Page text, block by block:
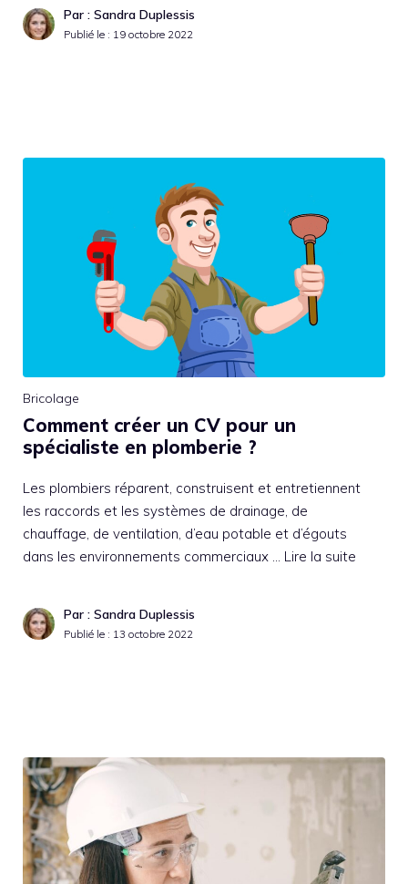
Par : Sandra Duplessis
Publié le : 19 octobre 2022
Bricolage
Comment créer un CV pour un
spécialiste en plomberie ?
Les plombiers réparent, construisent et entretiennent
les raccords et les systèmes de drainage, de
chauffage, de ventilation, d’eau potable et d’égouts
dans les environnements commerciaux … Lire la suite
Par : Sandra Duplessis
Publié le : 13 octobre 2022